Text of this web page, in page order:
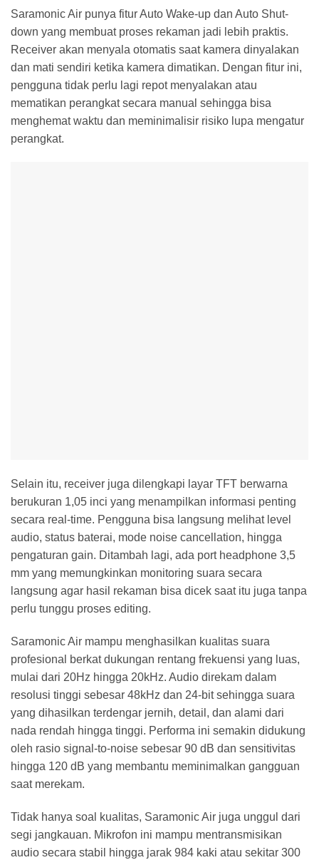
Saramonic Air punya fitur Auto Wake-up dan Auto Shut-
down yang membuat proses rekaman jadi lebih praktis.
Receiver akan menyala otomatis saat kamera dinyalakan
dan mati sendiri ketika kamera dimatikan. Dengan fitur ini,
pengguna tidak perlu lagi repot menyalakan atau
mematikan perangkat secara manual sehingga bisa
menghemat waktu dan meminimalisir risiko lupa mengatur
perangkat.
Selain itu, receiver juga dilengkapi layar TFT berwarna
berukuran 1,05 inci yang menampilkan informasi penting
secara real-time. Pengguna bisa langsung melihat level
audio, status baterai, mode noise cancellation, hingga
pengaturan gain. Ditambah lagi, ada port headphone 3,5
mm yang memungkinkan monitoring suara secara
langsung agar hasil rekaman bisa dicek saat itu juga tanpa
perlu tunggu proses editing.
Saramonic Air mampu menghasilkan kualitas suara
profesional berkat dukungan rentang frekuensi yang luas,
mulai dari 20Hz hingga 20kHz. Audio direkam dalam
resolusi tinggi sebesar 48kHz dan 24-bit sehingga suara
yang dihasilkan terdengar jernih, detail, dan alami dari
nada rendah hingga tinggi. Performa ini semakin didukung
oleh rasio signal-to-noise sebesar 90 dB dan sensitivitas
hingga 120 dB yang membantu meminimalkan gangguan
saat merekam.
Tidak hanya soal kualitas, Saramonic Air juga unggul dari
segi jangkauan. Mikrofon ini mampu mentransmisikan
audio secara stabil hingga jarak 984 kaki atau sekitar 300